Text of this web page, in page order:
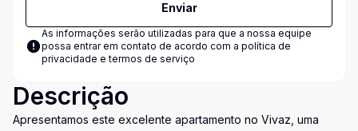
Enviar
As informações serão utilizadas para que a nossa equipe
possa entrar em contato de acordo com a política de
privacidade e termos de serviço
Descrição
Apresentamos este excelente apartamento no Vivaz, uma